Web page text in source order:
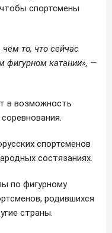
спортсмены
то, что сейчас
фигурном катании», —
в возможность
спортсменов
состязаниях.
по фигурному
родившихся
страны.